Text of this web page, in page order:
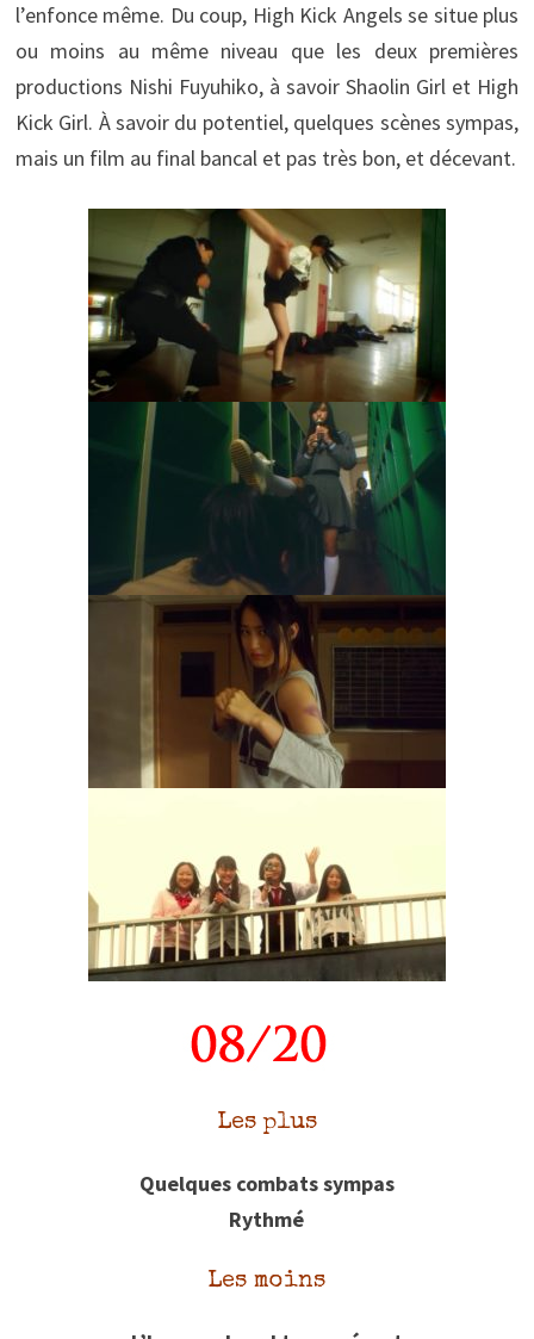
l’enfonce même. Du coup, High Kick Angels se situe plus
ou moins au même niveau que les deux premières
productions Nishi Fuyuhiko, à savoir Shaolin Girl et High
Kick Girl. À savoir du potentiel, quelques scènes sympas,
mais un film au final bancal et pas très bon, et décevant.
Les plus
Quelques combats sympas
Rythmé
Les moins